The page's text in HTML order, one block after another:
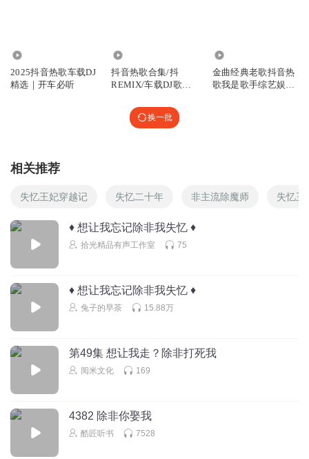
2025抖音热歌车载DJ
精选｜开车必听
抖音热歌合集/抖
REMIX/车载DJ歌曲
金曲经典老歌抖音热
歌我是歌手综艺娱乐
换一批
相关推荐
失忆王妃穿越记 失忆二十年 非主流除魔师 失忆王
♦ 想让我忘记除非我失忆 ♦
拾光精品有声工作室 75
♦ 想让我忘记除非我失忆 ♦
兔子的早茶 15.88万
第49集 想让我走？除非打死我
阅米文化 169
4382 除非你娶我
酷匠听书 7528